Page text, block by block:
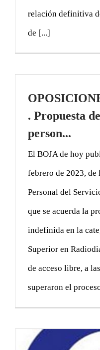
relación definitiva
de [...]
. Propuesta
person...
El BOJA de hoy
febrero de 2023, de
Personal del
que se acuerda la
indefinida en la
Superior en
de acceso libre, a
superaron el